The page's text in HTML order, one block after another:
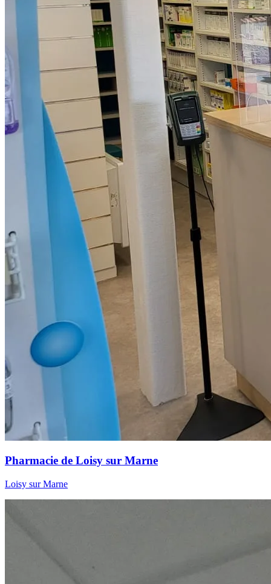
Pharmacie de Loisy sur Marne
Loisy sur Marne